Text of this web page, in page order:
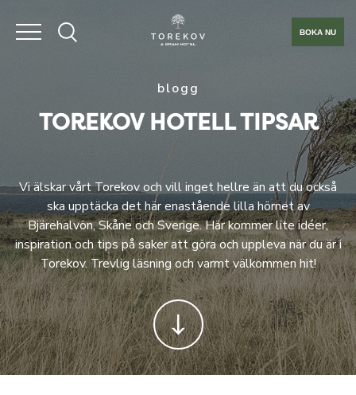
BOKA NU
blogg
TOREKOV HOTELL TIPSAR
Vi älskar vårt Torekov och vill inget hellre än att du också
ska upptäcka det här enastående lilla hörnet av
Bjärehalvön, Skåne och Sverige. Här kommer lite idéer,
inspiration och tips på saker att göra och uppleva när du är i
Torekov. Trevlig läsning och varmt välkommen hit!